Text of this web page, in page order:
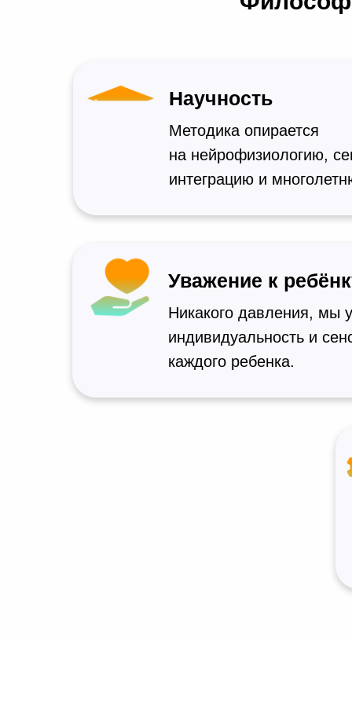
Никакого давления, мы
индивидуальность и
каждого ребенка.
Уважение к
Методика опирается
на нейрофизиологию,
интеграцию и
Научность